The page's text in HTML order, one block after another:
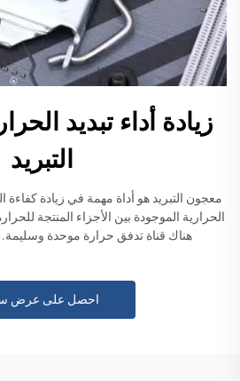
زيادة أداء تبديد
التبريد
معجون التبريد هو أداة مهمة في زيادة كفاءة
الحرارية الموجودة بين الأجزاء المنتجة
هناك قناة تدفق حرارة موحدة
احصل على عرض